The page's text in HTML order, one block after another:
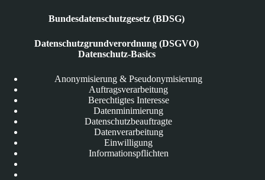
Bundesdatenschutzgesetz (BDSG)
Datenschutzgrundverordnung (DSGVO)
Datenschutz-Basics
Anonymisierung & Pseudonymisierung
Auftragsverarbeitung
Berechtigtes Interesse
Datenminimierung
Datenschutzbeauftragte
Datenverarbeitung
Einwilligung
Informationspflichten